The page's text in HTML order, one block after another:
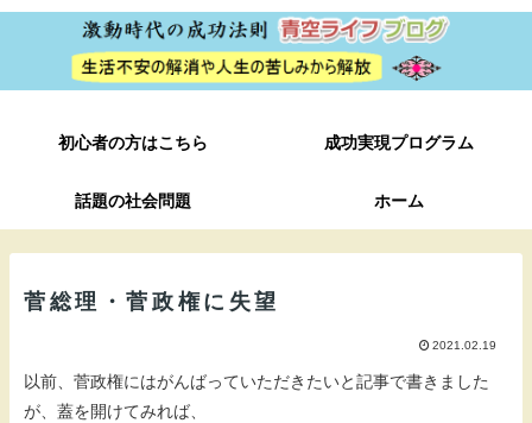
初心者の方はこちら 成功実現プログラム
話題の社会問題 ホーム
菅総理・菅政権に失望
2021.02.19
以前、菅政権にはがんばっていただきたいと記事で書きました
が、蓋を開けてみれば、